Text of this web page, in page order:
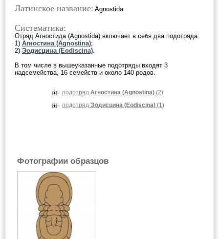
Латинское название: Agnostida
Систематика:
Отряд Агностида (Agnostida) включает в себя два подотряда:
1) Агностина (Agnostina);
2) Эодисцина (Eodiscina).
В том числе в вышеуказанные подотряды входят 3
надсемейства, 16 семейств и около 140 родов.
подотряд Агностина (Agnostina) (2)
подотряд Эодисцина (Eodiscina) (1)
Фотографии образцов